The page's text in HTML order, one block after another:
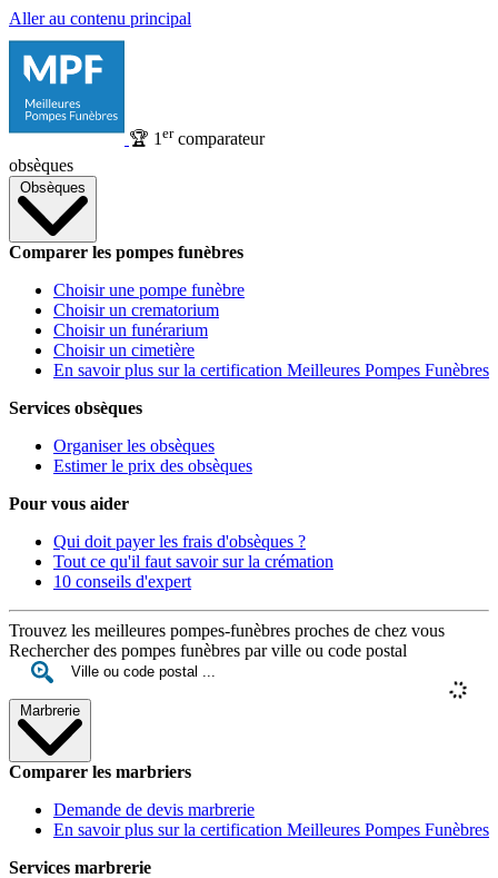
Aller au contenu principal
🏆 1 ercomparateur
obsèques
Obsèques
Comparer les pompes funèbres
Choisir une pompe funèbre
Choisir un crematorium
Choisir un funérarium
Choisir un cimetière
En savoir plus sur la certification Meilleures Pompes Funèbres
Services obsèques
Organiser les obsèques
Estimer le prix des obsèques
Pour vous aider
Qui doit payer les frais d'obsèques ?
Tout ce qu'il faut savoir sur la crémation
10 conseils d'expert
Trouvez les meilleures pompes-funèbres proches de chez vous
Rechercher des pompes funèbres par ville ou code postal
Marbrerie
Comparer les marbriers
Demande de devis marbrerie
En savoir plus sur la certification Meilleures Pompes Funèbres
Services marbrerie